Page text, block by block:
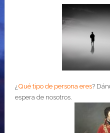
¿Qué tipo de persona eres?
espera de nosotros.